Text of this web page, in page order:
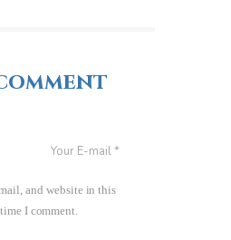
and website in this
I comment.